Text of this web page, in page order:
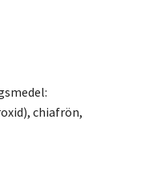
chiafrön,